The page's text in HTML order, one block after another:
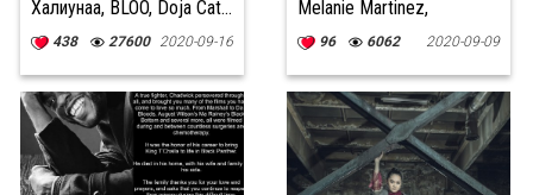
Халиунаа, BLOO, Doja Cat...
438 27600 2020-09-16
Melanie Martinez,
Хишигдалай...
96 6062 2020-09-09